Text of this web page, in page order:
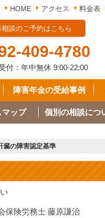
料金表
アクセス
HOME
談のご予約はこちら
409-4780
付：年中無休 9:00-22:00
障害年金の受給事例
マップ 個別の相談につ
臓の障害認定基準
保険労務士 藤原謙治